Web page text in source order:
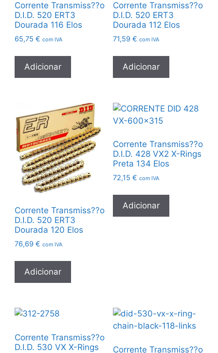
Corrente Transmiss??o
D.I.D. 520 ERT3
Dourada 116 Elos
65,75 € com IVA
Adicionar
Corrente Transmiss??o
D.I.D. 520 ERT3
Dourada 112 Elos
71,59 € com IVA
Adicionar
Corrente Transmiss??o
D.I.D. 520 ERT3
Dourada 120 Elos
76,69 € com IVA
Adicionar
Corrente Transmiss??o
D.I.D. 428 VX2 X-Rings
Preta 134 Elos
72,15 € com IVA
Adicionar
Corrente Transmiss??o
D.I.D. 530 VX X-Rings
Corrente Transmiss??o